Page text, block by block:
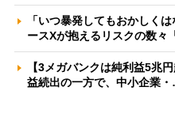
「いつ暴発してもおかしく
ースXが抱えるリスクの数々
【3メガバンクは純利益5兆
益続出の一方で、中小企業